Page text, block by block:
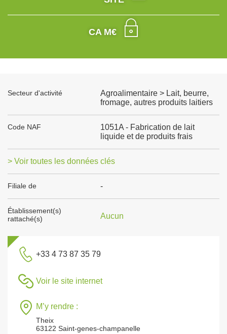
CA M€
Secteur d'activité
Agroalimentaire > Lait, beurre,
fromage, autres produits laitiers
Code NAF
1051A - Fabrication de lait
liquide et de produits frais
> Voir toutes les données clés
Filiale de -
Établissement(s)
rattaché(s)
Aucun
+33 4 73 87 35 79
Voir le site internet
M’y rendre :
Theix
63122 Saint-genes-champanelle